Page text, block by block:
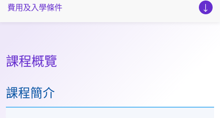
費用及入學條件
課程概覽
課程簡介